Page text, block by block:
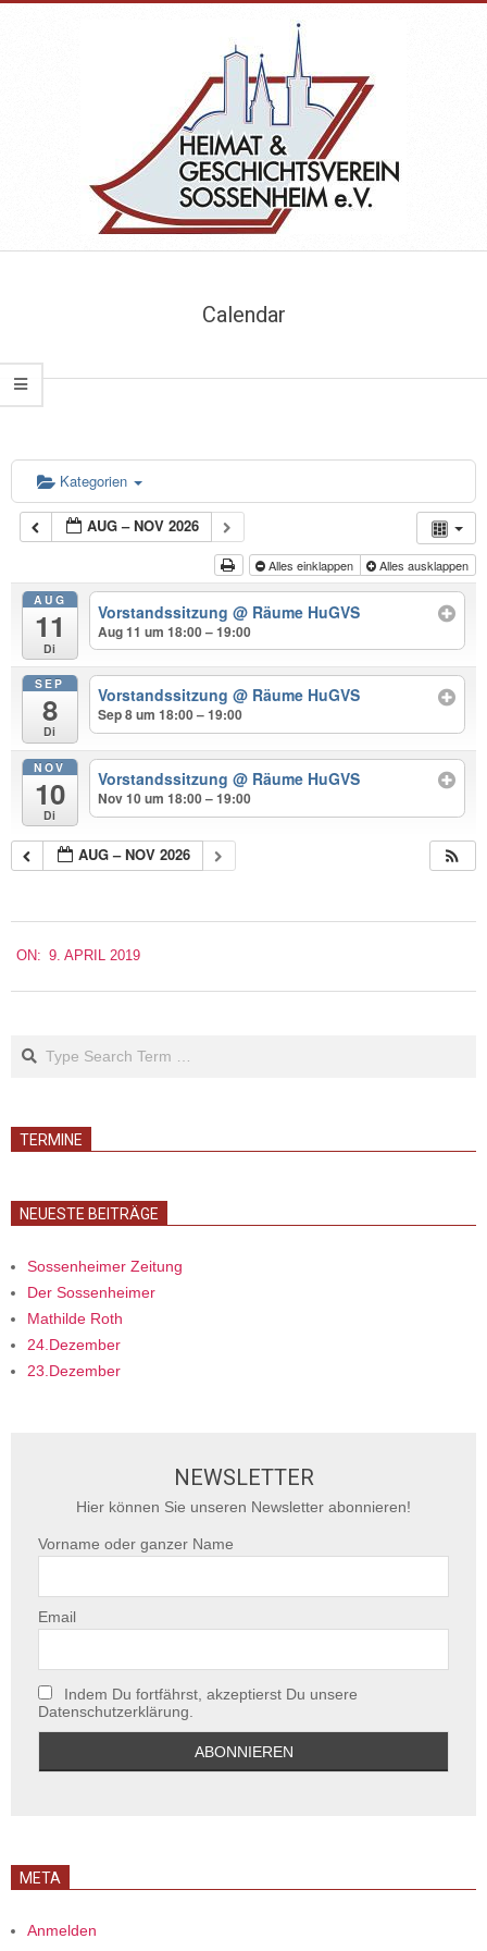
HEIMAT-
GESCHICHTSVEREIN
SOSSENHEIM
Calendar
Kategorien
AUG – NOV 2026
Alles einklappen Alles ausklappen
AUG
11
Di
Vorstandssitzung@ Räume HuGVS
Aug 11 um 18:00 – 19:00
SEP
8
Di
Vorstandssitzung@ Räume HuGVS
Sep 8 um 18:00 – 19:00
NOV
10
Di
Vorstandssitzung@ Räume HuGVS
Nov 10 um 18:00 – 19:00
AUG – NOV 2026
04-
09
ON: 9. APRIL 2019
TERMINE
NEUESTE BEITRÄGE
Sossenheimer Zeitung
Der Sossenheimer
Mathilde Roth
24.Dezember
23.Dezember
NEWSLETTER
Hier können Sie unseren Newsletter abonnieren!
Vorname oder ganzer Name
Email
Indem Du fortfährst, akzeptierst Du unsere
Datenschutzerklärung.
META
Anmelden